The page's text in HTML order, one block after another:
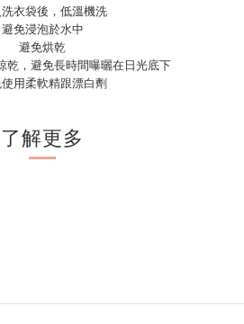
衣袋後，低溫機洗
避免浸泡於水中
避免烘乾
乾，避免長時間曝曬在日光底下
用柔軟精跟漂白劑
了解更多